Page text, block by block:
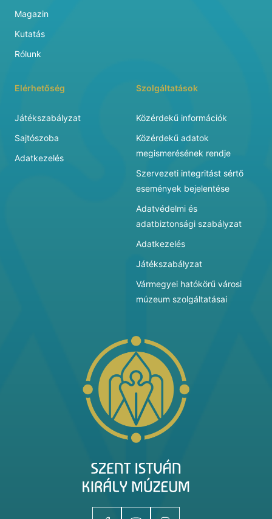
Magazin
Kutatás
Rólunk
Elérhetőség
Játékszabályzat
Sajtószoba
Adatkezelés
Szolgáltatások
Közérdekű információk
Közérdekű adatok
megismerésének rendje
Szervezeti integritást sértő
események bejelentése
Adatvédelmi és
adatbiztonsági szabályzat
Adatkezelés
Játékszabályzat
Vármegyei hatókörű városi
múzeum szolgáltatásai